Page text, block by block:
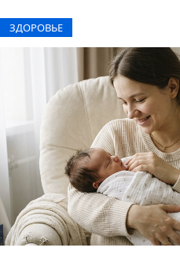
ЗДОРОВЬЕ